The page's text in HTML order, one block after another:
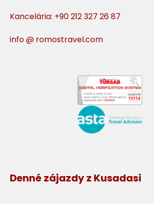
Kancelária: +90 212 327 26 87
info @ romostravel.com
Denné zájazdy z Kusadasi